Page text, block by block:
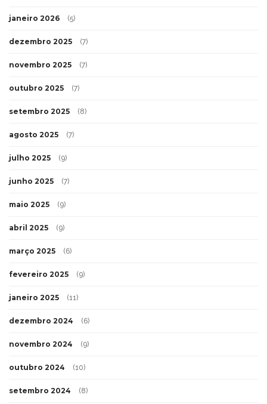
janeiro 2026 (5)
dezembro 2025 (7)
novembro 2025 (7)
outubro 2025 (7)
setembro 2025 (8)
agosto 2025 (7)
julho 2025 (9)
junho 2025 (7)
maio 2025 (9)
abril 2025 (9)
março 2025 (6)
fevereiro 2025 (9)
janeiro 2025 (11)
dezembro 2024 (6)
novembro 2024 (9)
outubro 2024 (10)
setembro 2024 (8)